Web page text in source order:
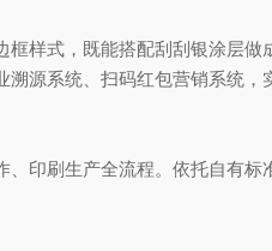
样式，既能搭配刮刮银涂层做
源系统、扫码红包营销系统，
印刷生产全流程。依托自有标